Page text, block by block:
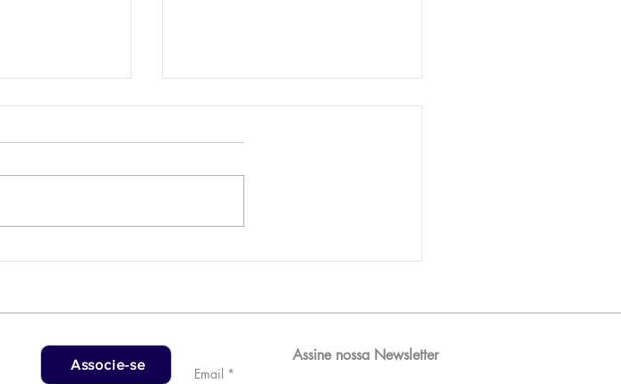
Associe-se
Assine nossa Newsletter
Email *